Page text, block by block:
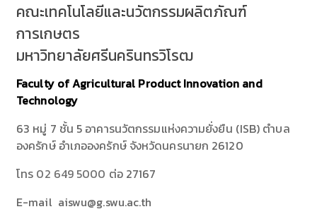
คณะเทคโนโลยีและนวัตกรรมผลิตภัณฑ์
การเกษตร
มหาวิทยาลัยศรีนครินทรวิโรฒ
Faculty of Agricultural Product Innovation and
Technology
63 หมู่ 7 ชั้น 5 อาคารนวัตกรรมแห่งความยั่งยืน (ISB) ตำบล
องครักษ์ อำเภอองครักษ์ จังหวัดนครนายก 26120
โทร 02 649 5000 ต่อ 27167
E-mail aiswu@g.swu.ac.th